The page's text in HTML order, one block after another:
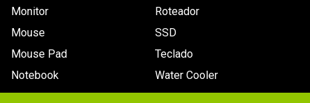
falantes
Energia
Fonte de alimentação:
Modo normal: 245 W ± 10% a 110 V CA
Modo económico: 200 W ± 10% a 110 V CA
Modo de suspensão: = 0,5 W
Monitor
Mouse
Mouse Pad
Notebook
Roteador
SSD
Teclado
Water Cooler